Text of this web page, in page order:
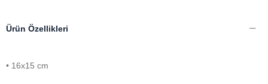
Ürün Özellikleri
• 16x15 cm